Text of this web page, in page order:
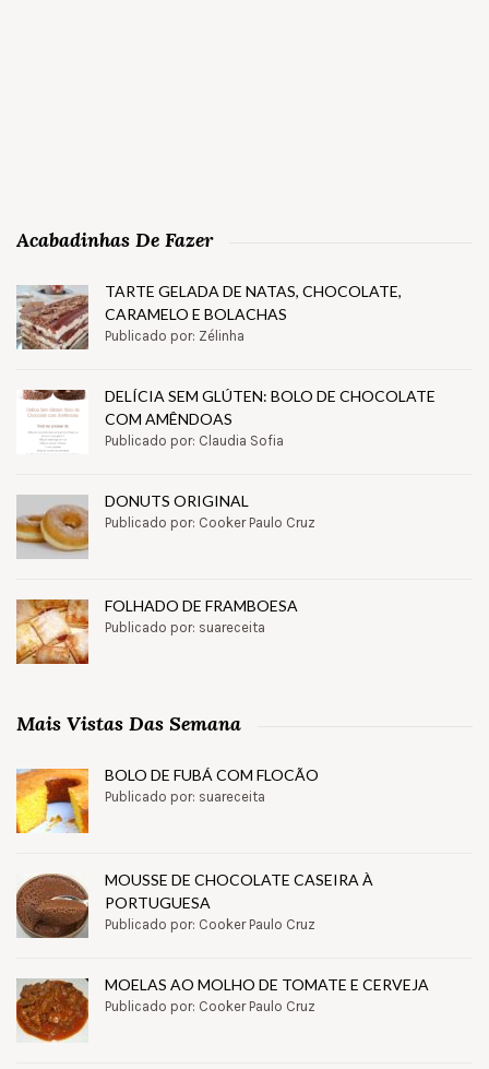
Acabadinhas De Fazer
TARTE GELADA DE NATAS, CHOCOLATE,
CARAMELO E BOLACHAS
Publicado por: Zélinha
DELÍCIA SEM GLÚTEN: BOLO DE CHOCOLATE
COM AMÊNDOAS
Publicado por: Claudia Sofia
DONUTS ORIGINAL
Publicado por: Cooker Paulo Cruz
FOLHADO DE FRAMBOESA
Publicado por: suareceita
Mais Vistas Das Semana
BOLO DE FUBÁ COM FLOCÃO
Publicado por: suareceita
MOUSSE DE CHOCOLATE CASEIRA À
PORTUGUESA
Publicado por: Cooker Paulo Cruz
MOELAS AO MOLHO DE TOMATE E CERVEJA
Publicado por: Cooker Paulo Cruz